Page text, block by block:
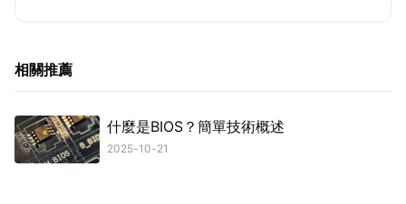
相關推薦
什麼是BIOS？簡單技術概述
2025-10-21